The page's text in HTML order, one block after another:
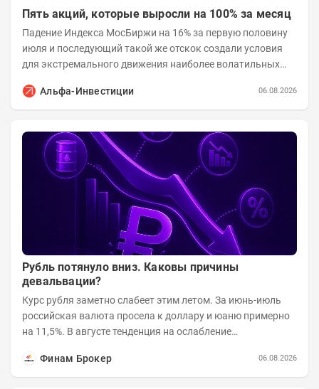
Пять акций, которые выросли на 100% за месяц
Падение Индекса МосБиржи на 16% за первую половину
июля и последующий такой же отскок создали условия
для экстремального движения наиболее волатильных
Альфа-Инвестиции
06.08.2026
Рубль потянуло вниз. Каковы причины
девальвации?
Курс рубля заметно слабеет этим летом. За июнь-июль
российская валюта просела к доллару и юаню примерно
на 11,5%. В августе тенденция на ослабление
Финам Брокер
06.08.2026